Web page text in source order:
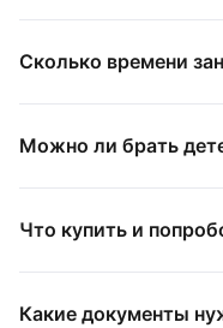
Сколько времени
Можно ли брать
Что купить и
Какие документы